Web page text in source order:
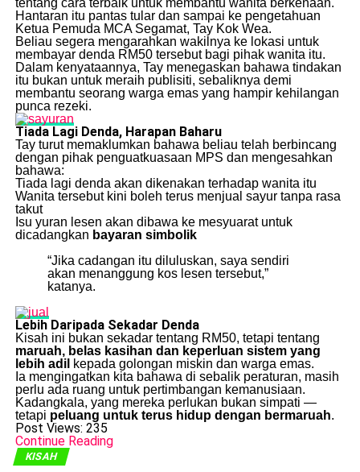
tentang cara terbaik untuk membantu wanita berkenaan.
Hantaran itu pantas tular dan sampai ke pengetahuan
Ketua Pemuda MCA Segamat, Tay Kok Wea.
Beliau segera mengarahkan wakilnya ke lokasi untuk
membayar denda RM50 tersebut bagi pihak wanita itu.
Dalam kenyataannya, Tay menegaskan bahawa tindakan
itu bukan untuk meraih publisiti, sebaliknya demi
membantu seorang warga emas yang hampir kehilangan
punca rezeki.
Tiada Lagi Denda, Harapan Baharu
Tay turut memaklumkan bahawa beliau telah berbincang
dengan pihak penguatkuasaan MPS dan mengesahkan
bahawa:
Tiada lagi denda akan dikenakan terhadap wanita itu
Wanita tersebut kini boleh terus menjual sayur tanpa rasa
takut
Isu yuran lesen akan dibawa ke mesyuarat untuk
dicadangkan bayaran simbolik
“Jika cadangan itu diluluskan, saya sendiri
akan menanggung kos lesen tersebut,”
katanya.
Lebih Daripada Sekadar Denda
Kisah ini bukan sekadar tentang RM50, tetapi tentang
maruah, belas kasihan dan keperluan sistem yang
lebih adil kepada golongan miskin dan warga emas.
Ia mengingatkan kita bahawa di sebalik peraturan, masih
perlu ada ruang untuk pertimbangan kemanusiaan.
Kadangkala, yang mereka perlukan bukan simpati —
tetapi peluang untuk terus hidup dengan bermaruah.
Post Views: 235
Continue Reading
KISAH